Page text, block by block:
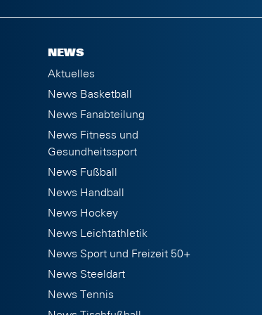
NEWS
Aktuelles
News Basketball
News Fanabteilung
News Fitness und
Gesundheitssport
News Fußball
News Handball
News Hockey
News Leichtathletik
News Sport und Freizeit 50+
News Steeldart
News Tennis